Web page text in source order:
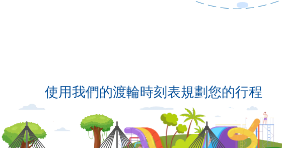
使用我們的渡輪時刻表規劃您的行程